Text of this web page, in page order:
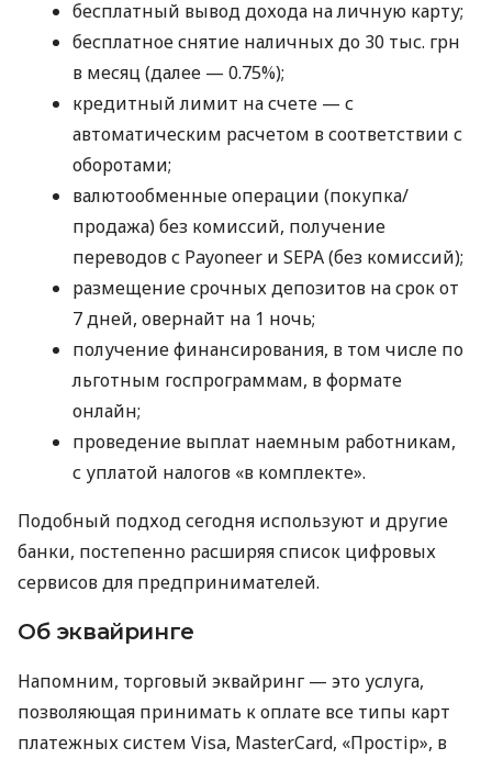
бесплатный вывод дохода на личную карту;
бесплатное снятие наличных до 30 тыс. грн
в месяц (далее — 0.75%);
кредитный лимит на счете — с
автоматическим расчетом в соответствии с
оборотами;
валютообменные операции (покупка/
продажа) без комиссий, получение
переводов с Payoneer и SEPA (без комиссий);
размещение срочных депозитов на срок от
7 дней, овернайт на 1 ночь;
получение финансирования, в том числе по
льготным госпрограммам, в формате
онлайн;
проведение выплат наемным работникам,
с уплатой налогов «в комплекте».
Подобный подход сегодня используют и другие
банки, постепенно расширяя список цифровых
сервисов для предпринимателей.
Об эквайринге
Напомним, торговый эквайринг — это услуга,
позволяющая принимать к оплате все типы карт
платежных систем Visa, MasterCard, «Простір», в